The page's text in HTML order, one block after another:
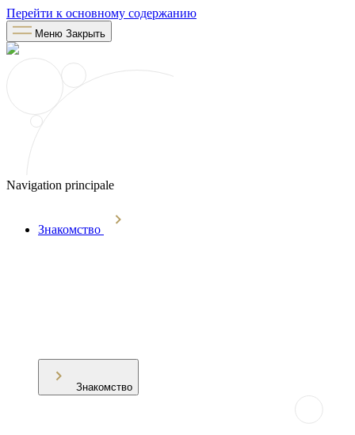
Перейти к основному содержанию
Меню Закрыть
Navigation principale
Знакомство
Знакомство